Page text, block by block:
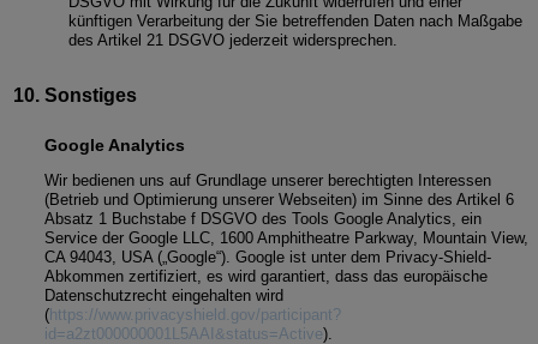
künftigen Verarbeitung der Sie betreffenden Daten nach Maßgabe
des Artikel 21 DSGVO jederzeit widersprechen.
Sonstiges
Google Analytics
Wir bedienen uns auf Grundlage unserer berechtigten Interessen
(Betrieb und Optimierung unserer Webseiten) im Sinne des Artikel 6
Absatz 1 Buchstabe f DSGVO des Tools Google Analytics, ein
Service der Google LLC, 1600 Amphitheatre Parkway, Mountain View,
CA 94043, USA („Google“). Google ist unter dem Privacy-Shield-
Abkommen zertifiziert, es wird garantiert, dass das europäische
Datenschutzrecht eingehalten wird
( https://www.privacyshield.gov/participant?
id=a2zt000000001L5AAI&status=Active).